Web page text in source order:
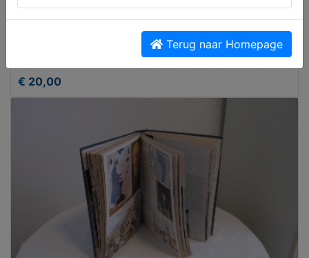
€ 20,00
Terug naar Homepage